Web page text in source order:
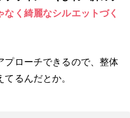
なく綺麗なシルエットづく
プローチできるので、整体
るんだとか。